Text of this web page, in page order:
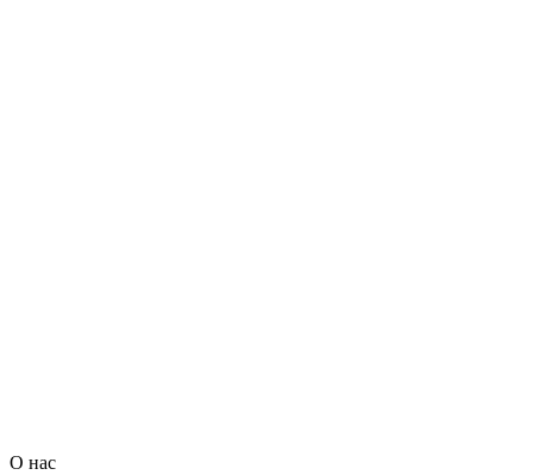
О нас